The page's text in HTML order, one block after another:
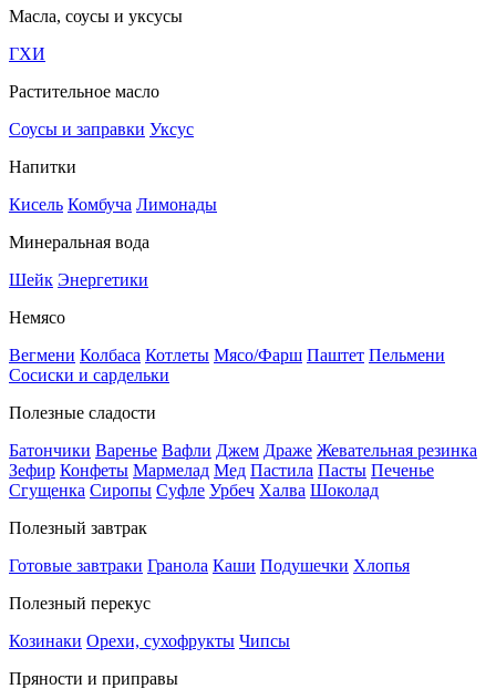
Масла, соусы и уксусы
ГХИ
Растительное масло
Соусы и заправки Уксус
Напитки
Кисель Комбуча Лимонады
Минеральная вода
Шейк Энергетики
Немясо
Вегмени Колбаса Котлеты Мясо/Фарш Паштет Пельмени
Сосиски и сардельки
Полезные сладости
Батончики Варенье Вафли Джем Драже Жевательная резинка
Зефир Конфеты Мармелад Мед Пастила Пасты Печенье
Сгущенка Сиропы Суфле Урбеч Халва Шоколад
Полезный завтрак
Готовые завтраки Гранола Каши Подушечки Хлопья
Полезный перекус
Козинаки Орехи, сухофрукты Чипсы
Пряности и приправы